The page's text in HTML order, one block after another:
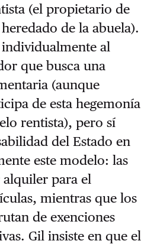
(el propietario de
de la abuela).
al
que busca una
(aunque
de esta hegemonía
rentista), pero sí
del Estado en
este modelo: las
para el
mientras que los
de exenciones
Gil insiste en que el